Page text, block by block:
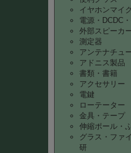
イヤホンマイ
電源・DCDC
外部スピーカ
測定器
アンテナチュ
アドニス製品
書類・書籍
アクセサリー
電鍵
ローテーター
金具・テープ
伸縮ポール・
グラス・ファ
研